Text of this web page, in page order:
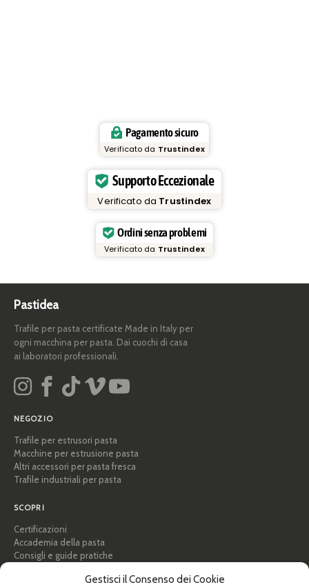
Gestisci il Consenso dei Cookie
Pagamento sicuro
Verificato da Trustindex
Supporto Eccezionale
Verificato da Trustindex
Ordini senza problemi
Verificato da Trustindex
Pastidea
Trafile per pasta certificate Made in Italy per
ogni macchina per pasta. Dai cuochi di casa
ai laboratori professionali.
NEGOZIO
Trafile per estrusori pasta
Macchine per estrusione pasta
Altri accessori per pasta fresca
Trafile industriali per pasta
SCOPRI
Certificazioni
Accademia della pasta
Consigli e guide pratiche
Professionisti e B2B